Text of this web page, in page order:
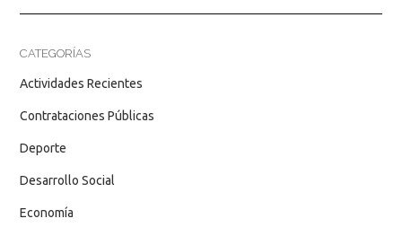
CATEGORÍAS
Actividades Recientes
Contrataciones Públicas
Deporte
Desarrollo Social
Economía